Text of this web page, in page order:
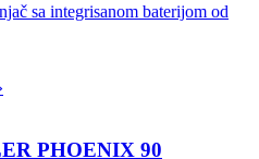
sa integrisanom baterijom od
PHOENIX 90